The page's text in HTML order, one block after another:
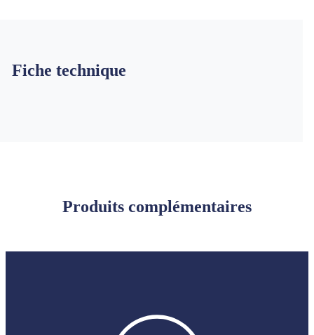
Fiche technique
Produits complémentaires